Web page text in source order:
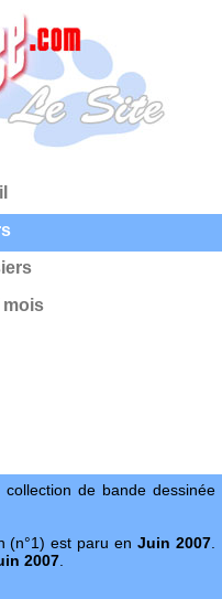
mois
de bande dessinée
(n°1) est paru enJuin 2007
2007